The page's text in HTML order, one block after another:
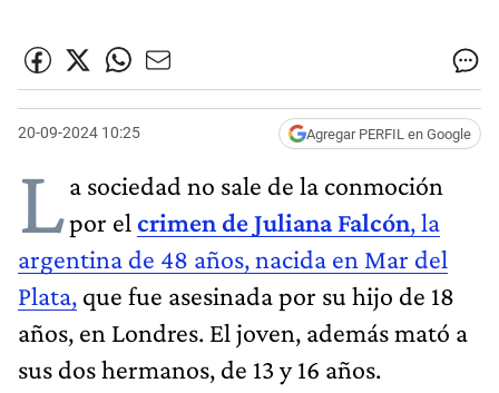
20-09-2024 10:25 Agregar PERFIL en Google
La sociedad no sale de la conmoción
por el crimen de Juliana Falcón, la
argentina de 48 años, nacida en Mar del
Plata, que fue asesinada por su hijo de 18
años, en Londres. El joven, además mató a
sus dos hermanos, de 13 y 16 años.